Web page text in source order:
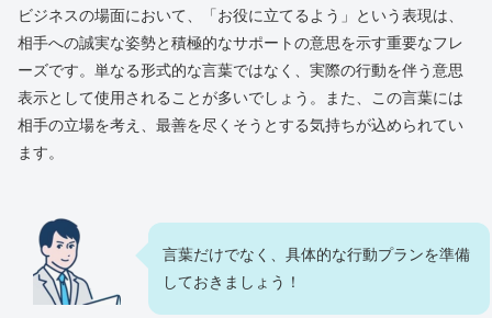
ビジネスの場面において、「お役に立てるよう」という表現は、
相手への誠実な姿勢と積極的なサポートの意思を示す重要なフレ
ーズです。単なる形式的な言葉ではなく、実際の行動を伴う意思
表示として使用されることが多いでしょう。また、この言葉には
相手の立場を考え、最善を尽くそうとする気持ちが込められてい
ます。
言葉だけでなく、具体的な行動プランを準備
しておきましょう！